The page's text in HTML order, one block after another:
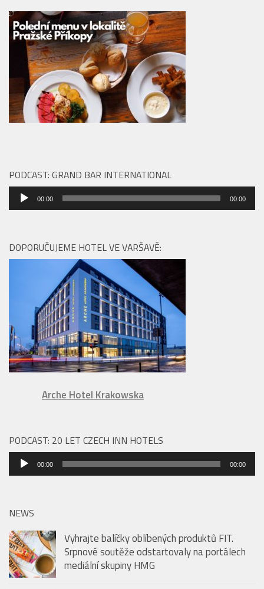
PODCAST: GRAND BAR INTERNATIONAL
Audio
přehrávač
00:00 00:00
DOPORUČUJEME HOTEL VE VARŠAVĚ:
Arche Hotel Krakowska
PODCAST: 20 LET CZECH INN HOTELS
Audio
přehrávač
00:00 00:00
NEWS
Vyhrajte balíčky oblíbených produktů FIT.
Srpnové soutěže odstartovaly na portálech
mediální skupiny HMG